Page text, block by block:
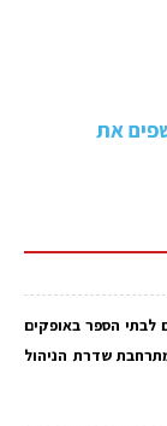
את
לבתי הספר באופקים
שדרת הניהול